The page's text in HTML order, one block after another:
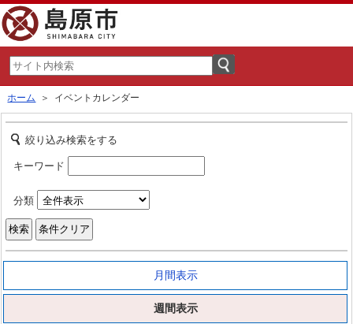
ホーム ＞ イベントカレンダー
絞り込み検索をする
キーワード
分類
月間表示
週間表示